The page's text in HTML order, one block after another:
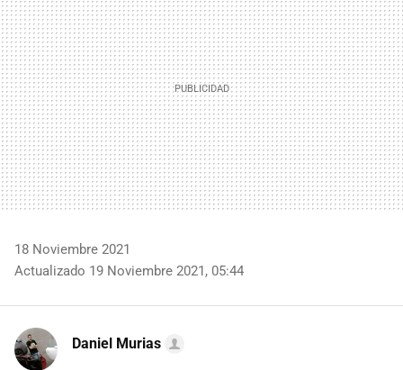
18 Noviembre 2021
Actualizado 19 Noviembre 2021, 05:44
Daniel Murias